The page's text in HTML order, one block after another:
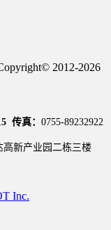
2012-2026
传真： 0755-89232922
新产业园二栋三楼
Inc.